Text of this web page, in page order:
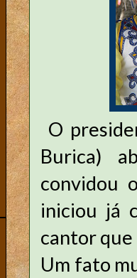
O
Burica)
convidou
iniciou já
cantor que
Um fato